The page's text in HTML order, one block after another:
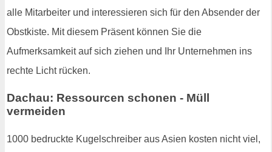
alle Mitarbeiter und interessieren sich für den Absender der
Obstkiste. Mit diesem Präsent können Sie die
Aufmerksamkeit auf sich ziehen und Ihr Unternehmen ins
rechte Licht rücken.
Dachau: Ressourcen schonen - Müll
vermeiden
1000 bedruckte Kugelschreiber aus Asien kosten nicht viel,